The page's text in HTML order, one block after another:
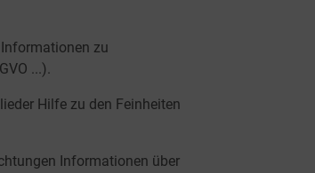
zu
...).
Hilfe zu den Feinheiten
Informationen über